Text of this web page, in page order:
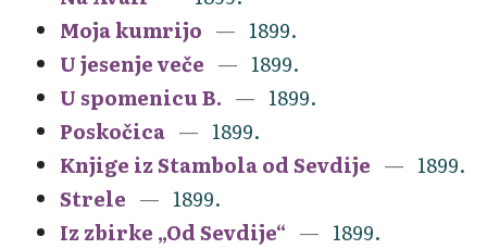
Moja kumrijo
1899.
U jesenje veče
1899.
U spomenicu B.
1899.
Poskočica
1899.
Knjige iz Stambola od Sevdije
1899.
Strele
1899.
Iz zbirke „Od Sevdije“
1899.